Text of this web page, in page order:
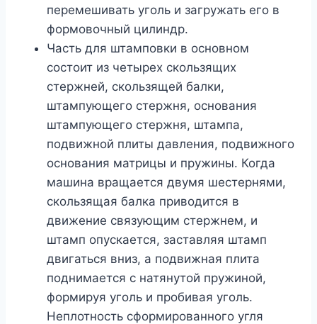
перемешивать уголь и загружать его в
формовочный цилиндр.
Часть для штамповки в основном
состоит из четырех скользящих
стержней, скользящей балки,
штампующего стержня, основания
штампующего стержня, штампа,
подвижной плиты давления, подвижного
основания матрицы и пружины. Когда
машина вращается двумя шестернями,
скользящая балка приводится в
движение связующим стержнем, и
штамп опускается, заставляя штамп
двигаться вниз, а подвижная плита
поднимается с натянутой пружиной,
формируя уголь и пробивая уголь.
Неплотность сформированного угля